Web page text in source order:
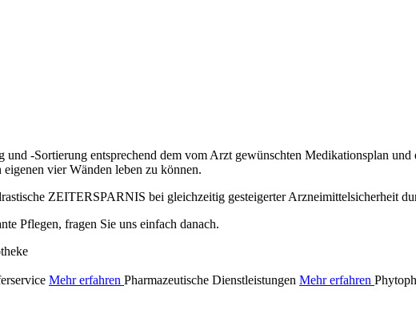
-Sortierung entsprechend dem vom Arzt gewünschten Medikationsplan
vier Wänden leben zu können.
ZEITERSPARNIS bei gleichzeitig gesteigerter Arzneimittelsicherheit
Pflegen, fragen Sie uns einfach danach.
Mehr erfahren Pharmazeutische Dienstleistungen Mehr erfahren